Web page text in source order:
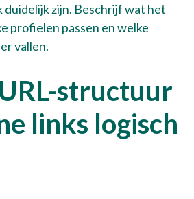
duidelijk zijn. Beschrijf wat het
profielen passen en welke
vallen.
structuur
links logisch